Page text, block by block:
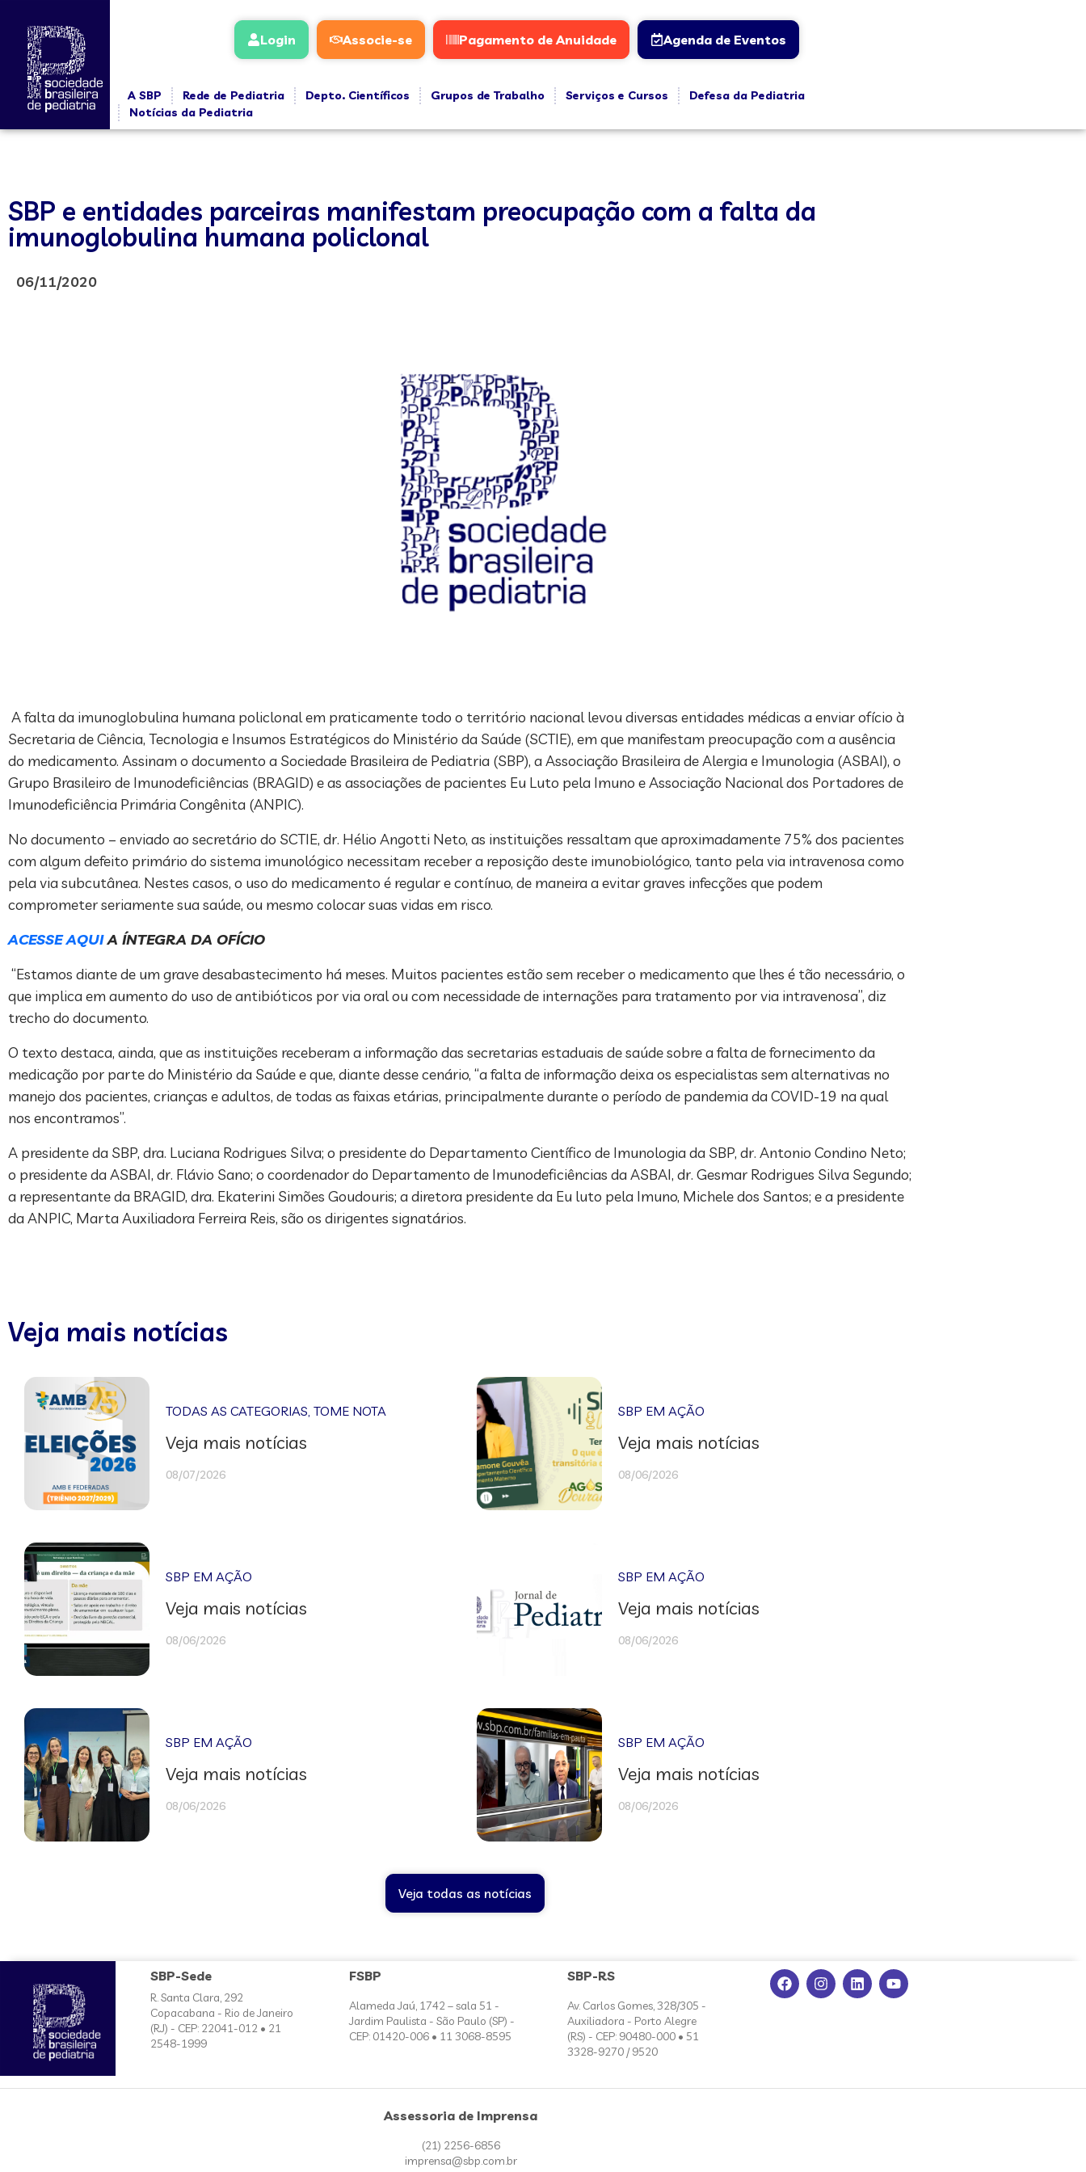
Login Associe-se Pagamento de Anuidade Agenda de Eventos
A SBP Rede de Pediatria Depto. Científicos Grupos de Trabalho Serviços e Cursos
Defesa da Pediatria
Notícias da Pediatria
SBP e entidades parceiras manifestam preocupação com a falta da
imunoglobulina humana policlonal
06/11/2020
A falta da imunoglobulina humana policlonal em praticamente todo o território nacional levou diversas entidades médicas a enviar ofício à
Secretaria de Ciência, Tecnologia e Insumos Estratégicos do Ministério da Saúde (SCTIE), em que manifestam preocupação com a ausência
do medicamento. Assinam o documento a Sociedade Brasileira de Pediatria (SBP), a Associação Brasileira de Alergia e Imunologia (ASBAI), o
Grupo Brasileiro de Imunodeficiências (BRAGID) e as associações de pacientes Eu Luto pela Imuno e Associação Nacional dos Portadores de
Imunodeficiência Primária Congênita (ANPIC).
No documento – enviado ao secretário do SCTIE, dr. Hélio Angotti Neto, as instituições ressaltam que aproximadamente 75% dos pacientes
com algum defeito primário do sistema imunológico necessitam receber a reposição deste imunobiológico, tanto pela via intravenosa como
pela via subcutânea. Nestes casos, o uso do medicamento é regular e contínuo, de maneira a evitar graves infecções que podem
comprometer seriamente sua saúde, ou mesmo colocar suas vidas em risco.
ACESSE AQUIA ÍNTEGRA DA OFÍCIO
“Estamos diante de um grave desabastecimento há meses. Muitos pacientes estão sem receber o medicamento que lhes é tão necessário, o
que implica em aumento do uso de antibióticos por via oral ou com necessidade de internações para tratamento por via intravenosa”, diz
trecho do documento.
O texto destaca, ainda, que as instituições receberam a informação das secretarias estaduais de saúde sobre a falta de fornecimento da
medicação por parte do Ministério da Saúde e que, diante desse cenário, “a falta de informação deixa os especialistas sem alternativas no
manejo dos pacientes, crianças e adultos, de todas as faixas etárias, principalmente durante o período de pandemia da COVID-19 na qual
nos encontramos”.
A presidente da SBP, dra. Luciana Rodrigues Silva; o presidente do Departamento Científico de Imunologia da SBP, dr. Antonio Condino Neto;
o presidente da ASBAI, dr. Flávio Sano; o coordenador do Departamento de Imunodeficiências da ASBAI, dr. Gesmar Rodrigues Silva Segundo;
a representante da BRAGID, dra. Ekaterini Simões Goudouris; a diretora presidente da Eu luto pela Imuno, Michele dos Santos; e a presidente
da ANPIC, Marta Auxiliadora Ferreira Reis, são os dirigentes signatários.
Veja mais notícias
TODAS AS CATEGORIAS ,TOME NOTA
Veja mais notícias
08/07/2026
SBP EM AÇÃO
Veja mais notícias
08/06/2026
SBP EM AÇÃO
Veja mais notícias
08/06/2026
SBP EM AÇÃO
Veja mais notícias
08/06/2026
SBP EM AÇÃO
Veja mais notícias
08/06/2026
SBP EM AÇÃO
Veja mais notícias
08/06/2026
Veja todas as notícias
SBP-Sede
R. Santa Clara, 292
Copacabana - Rio de Janeiro
(RJ) - CEP: 22041-012 • 21
2548-1999
FSBP
Alameda Jaú, 1742 – sala 51 -
Jardim Paulista - São Paulo (SP) -
CEP: 01420-006 • 11 3068-8595
SBP-RS
Av. Carlos Gomes, 328/305 -
Auxiliadora - Porto Alegre
(RS) - CEP: 90480-000 • 51
3328-9270 / 9520
Assessoria de Imprensa
(21) 2256-6856
imprensa@sbp.com.br